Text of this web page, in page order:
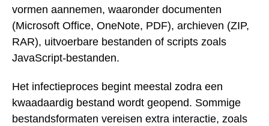
vormen aannemen, waaronder documenten
(Microsoft Office, OneNote, PDF), archieven (ZIP,
RAR), uitvoerbare bestanden of scripts zoals
JavaScript-bestanden.
Het infectieproces begint meestal zodra een
kwaadaardig bestand wordt geopend. Sommige
bestandsformaten vereisen extra interactie, zoals